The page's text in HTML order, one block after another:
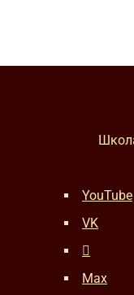
YouTube
VK
Max